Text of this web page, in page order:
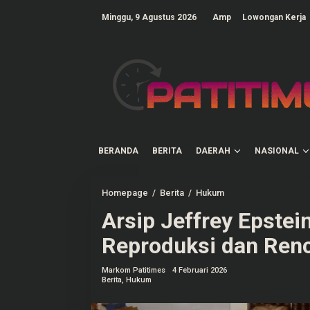
Minggu, 9 Agustus 2026 Amp Lowongan Kerja
BERANDA BERITA DAERAH NASIONAL
Homepage / Berita / Hukum
i
p
J
e
f
f
Arsip Jeffrey
Reproduksi dan
Markom Patitimes
4 Februari 2026
Berita, Hukum